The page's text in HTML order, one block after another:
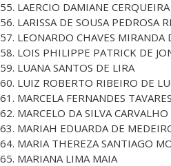
55. LAERCIO DAMIANE
56. LARISSA DE SOUSA PEDROSA
57. LEONARDO CHAVES MIRANDA
58. LOIS PHILIPPE PATRICK DE
59. LUANA SANTOS DE LIRA
60. LUIZ ROBERTO RIBEIRO DE
61. MARCELA FERNANDES TAVARES
62. MARCELO DA SILVA CARVALHO
63. MARIAH EDUARDA DE
64. MARIA THEREZA SANTIAGO
65. MARIANA LIMA MAIA